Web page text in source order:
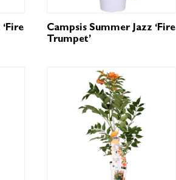
Campsis Summer Jazz ‘Fire
Trumpet’